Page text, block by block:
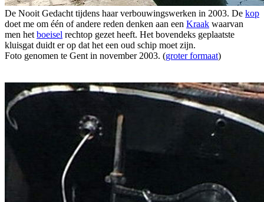
De Nooit Gedacht tijdens haar verbouwingswerken in 2003. De kop
doet me om één of andere reden denken aan een Kraak waarvan
men het boeisel rechtop gezet heeft. Het bovendeks geplaatste
kluisgat duidt er op dat het een oud schip moet zijn.
Foto genomen te Gent in november 2003. (groter formaat)